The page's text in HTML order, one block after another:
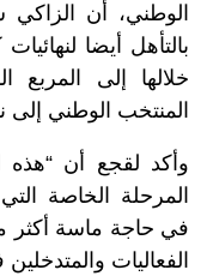
الوطني، أن
خلالها إلى
المنتخب الوطني إلى
وأكد لقجع أن “هذه
المرحلة الخاصة
في حاجة ماسة أكثر
الفعاليات